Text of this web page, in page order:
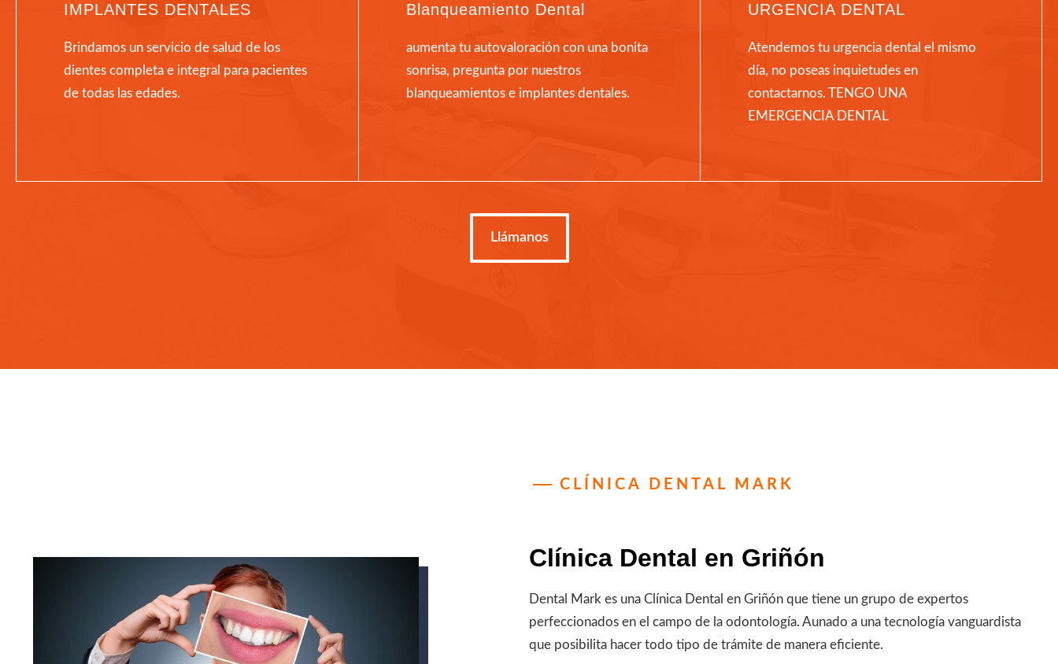
IMPLANTES DENTALES
Brindamos un servicio de salud de los
dientes completa e integral para pacientes
de todas las edades.
Blanqueamiento Dental
aumenta tu autovaloración con una bonita
sonrisa, pregunta por nuestros
blanqueamientos e implantes dentales.
URGENCIA DENTAL
Atendemos tu urgencia dental el mismo
día, no poseas inquietudes en
contactarnos. TENGO UNA
EMERGENCIA DENTAL
Llámanos
CLÍNICA DENTAL MARK
Clínica Dental en Griñón
Dental Mark es una Clínica Dental en Griñón que tiene un grupo de expertos
perfeccionados en el campo de la odontología. Aunado a una tecnología vanguardista
que posibilita hacer todo tipo de trámite de manera eficiente.